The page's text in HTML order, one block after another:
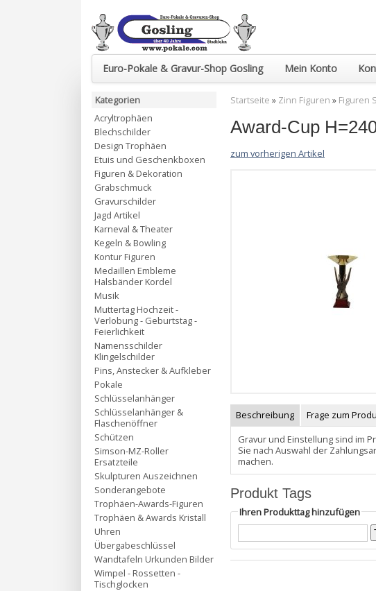
Euro-Pokale & Gravur-Shop Gosling Mein Konto
Startseite » Zinn Figuren » Figuren
Award-Cup
zum vorherigen Artikel
Beschreibung
Frage zum
Gravur und Einstellung sind im
Sie nach Auswahl der
machen.
Produkt Tags
Ihren Produkttag hinzufügen
Kategorien
Acryltrophäen
Blechschilder
Design Trophäen
Etuis und Geschenkboxen
Figuren & Dekoration
Grabschmuck
Gravurschilder
Jagd Artikel
Karneval & Theater
Kegeln & Bowling
Kontur Figuren
Medaillen Embleme
Halsbänder Kordel
Musik
Muttertag Hochzeit -
Verlobung - Geburtstag -
Feierlichkeit
Namensschilder
Klingelschilder
Pins, Anstecker & Aufkleber
Pokale
Schlüsselanhänger
Schlüsselanhänger &
Flaschenöffner
Schützen
Simson-MZ-Roller
Ersatzteile
Skulpturen Auszeichnen
Sonderangebote
Trophäen-Awards-Figuren
Trophäen & Awards Kristall
Uhren
Übergabeschlüssel
Wandtafeln Urkunden Bilder
Wimpel - Rossetten -
Tischglocken